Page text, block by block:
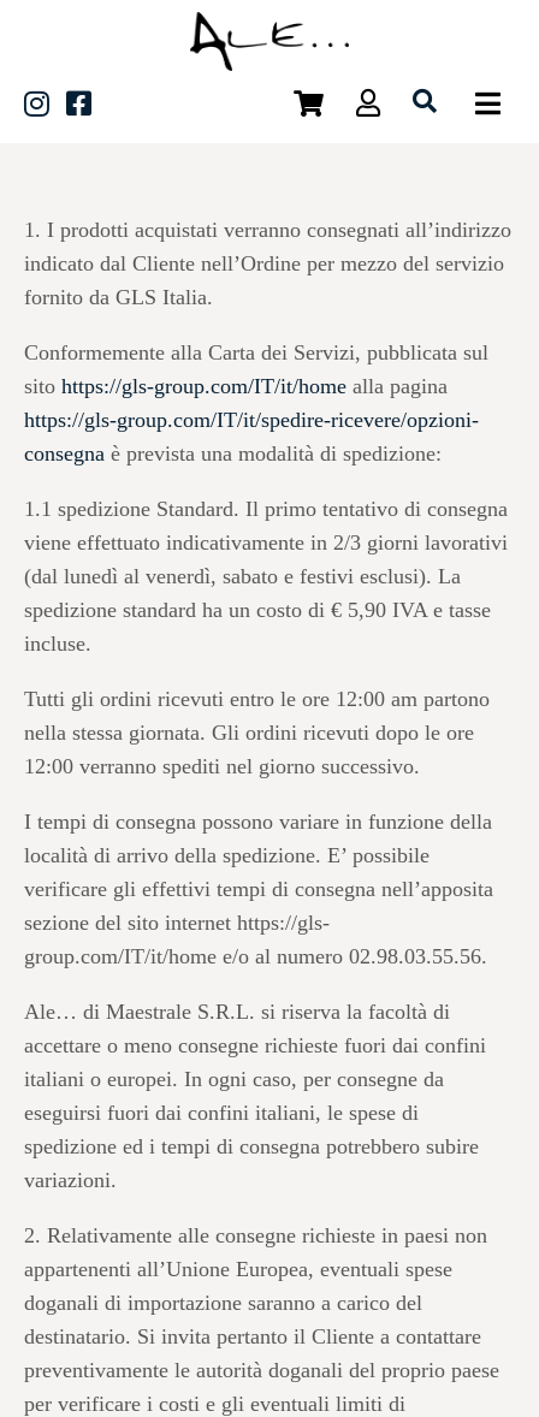
1. I prodotti acquistati verranno consegnati all’indirizzo
indicato dal Cliente nell’Ordine per mezzo del servizio
fornito da GLS Italia.
Conformemente alla Carta dei Servizi, pubblicata sul
sito https://gls-group.com/IT/it/home alla pagina
https://gls-group.com/IT/it/spedire-ricevere/opzioni-
consegna è prevista una modalità di spedizione:
1.1 spedizione Standard. Il primo tentativo di consegna
viene effettuato indicativamente in 2/3 giorni lavorativi
(dal lunedì al venerdì, sabato e festivi esclusi). La
spedizione standard ha un costo di € 5,90 IVA e tasse
incluse.
Tutti gli ordini ricevuti entro le ore 12:00 am partono
nella stessa giornata. Gli ordini ricevuti dopo le ore
12:00 verranno spediti nel giorno successivo.
I tempi di consegna possono variare in funzione della
località di arrivo della spedizione. E’ possibile
verificare gli effettivi tempi di consegna nell’apposita
sezione del sito internet https://gls-
group.com/IT/it/home e/o al numero 02.98.03.55.56.
Ale… di Maestrale S.R.L. si riserva la facoltà di
accettare o meno consegne richieste fuori dai confini
italiani o europei. In ogni caso, per consegne da
eseguirsi fuori dai confini italiani, le spese di
spedizione ed i tempi di consegna potrebbero subire
variazioni.
2. Relativamente alle consegne richieste in paesi non
appartenenti all’Unione Europea, eventuali spese
doganali di importazione saranno a carico del
destinatario. Si invita pertanto il Cliente a contattare
preventivamente le autorità doganali del proprio paese
per verificare i costi e gli eventuali limiti di